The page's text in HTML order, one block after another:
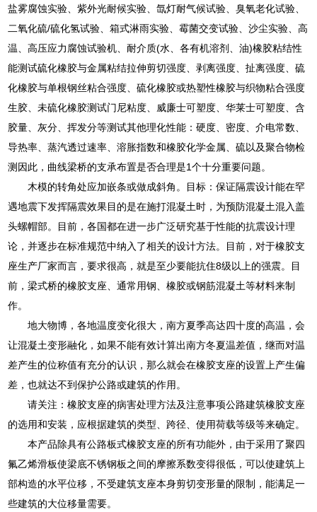
盐雾腐蚀实验、紫外光耐候实验、氙灯耐气候试验、臭氧老化试验、
二氧化硫/硫化氢试验、箱式淋雨实验、霉菌交变试验、沙尘实验、高
温、高压应力腐蚀试验机、耐介质(水、各有机溶剂、油)橡胶粘结性
能测试硫化橡胶与金属粘结拉伸剪切强度、剥离强度、扯离强度、硫
化橡胶与单根钢丝粘合强度、硫化橡胶或热塑性橡胶与织物粘合强度
生胶、未硫化橡胶测试门尼粘度、威廉士可塑度、华莱士可塑度、含
胶量、灰分、挥发分等测试其他理化性能：硬度、密度、介电常数、
导热率、蒸汽透过速率、溶胀指数和橡胶化学金属、硫以及聚合物检
测因此，曲线梁桥的支承布置是否合理是1个十分重要问题。
木模的转角处应加嵌条或做成斜角。目标：保证隔震设计能在罕
遇地震下发挥隔震效果目的是在施打混凝土时，为预防混凝土混入盖
头螺帽部。目前，各国都在进一步广泛研究基于性能的抗震设计理
论，并逐步在标准规范中纳入了相关的设计方法。目前，对于橡胶支
座生产厂家而言，要求很高，就是至少要能抗住8级以上的强震。目
前，梁式桥的橡胶支座、通常用钢、橡胶或钢筋混凝土等材料来制
作。
地大物博，各地温度变化很大，南方夏季高达四十度的高温，会
让混凝土变形融化，如果不能有效计算出南方冬夏温差值，继而对温
差产生的位称值有充分的认识，那么就会在橡胶支座的设置上产生偏
差，也就达不到保护公路或建筑的作用。
请关注：橡胶支座的病害处理方法及注意事项公路建筑橡胶支座
的选用和安装，应根据建筑的类型、跨径、使用荷载等级等来确定。
本产品除具有公路板式橡胶支座的所有功能外，由于采用了聚四
氟乙烯滑板使梁底不锈钢板之间的摩擦系数变得很低，可以使建筑上
部构造的水平位移，不受建筑支座本身剪切变形量的限制，能满足一
些建筑的大位移量需要。